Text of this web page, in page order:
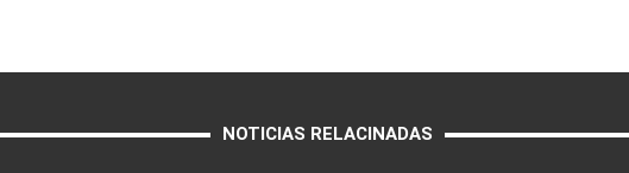
NOTICIAS RELACINADAS